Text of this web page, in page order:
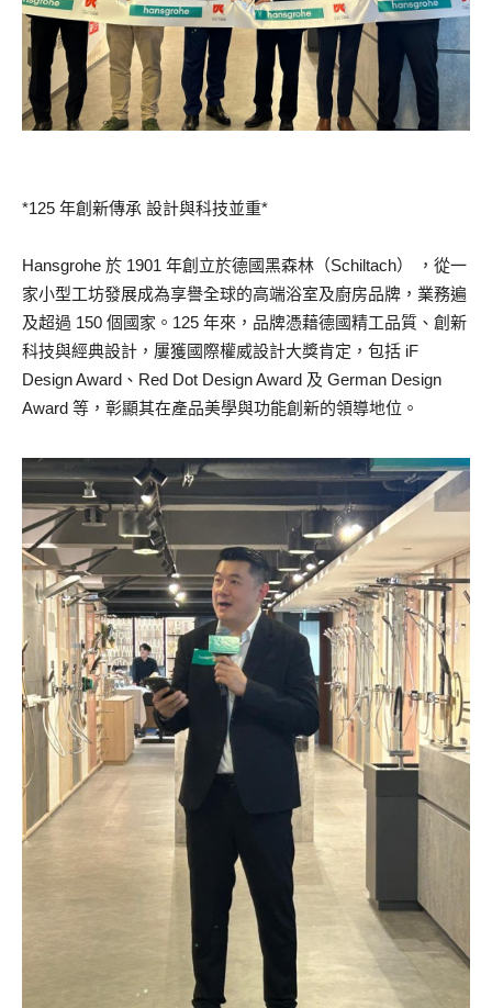
*125 年創新傳承 設計與科技並重*
Hansgrohe 於 1901 年創立於德國黑森林（Schiltach） ，從一
家小型工坊發展成為享譽全球的高端浴室及廚房品牌，業務遍
及超過 150 個國家。125 年來，品牌憑藉德國精工品質、創新
科技與經典設計，屢獲國際權威設計大獎肯定，包括 iF
Design Award、Red Dot Design Award 及 German Design
Award 等，彰顯其在產品美學與功能創新的領導地位。